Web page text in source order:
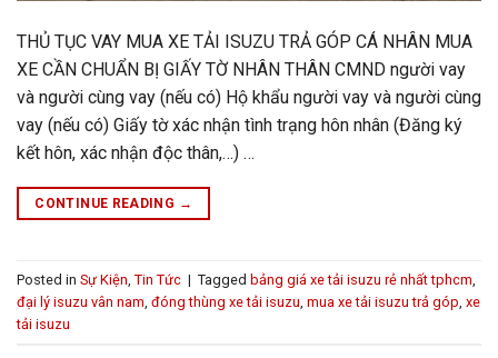
THỦ TỤC VAY MUA XE TẢI ISUZU TRẢ GÓP CÁ NHÂN MUA
XE CẦN CHUẨN BỊ GIẤY TỜ NHÂN THÂN CMND người vay
và người cùng vay (nếu có) Hộ khẩu người vay và người cùng
vay (nếu có) Giấy tờ xác nhận tình trạng hôn nhân (Đăng ký
kết hôn, xác nhận độc thân,…) …
CONTINUE READING →
Posted in Sự Kiện Tin Tức | Tagged bảng giá xe tải isuzu rẻ nhất tphcm
đại lý isuzu vân nam đóng thùng xe tải isuzu mua xe tải isuzu trả góp xe
tải isuzu